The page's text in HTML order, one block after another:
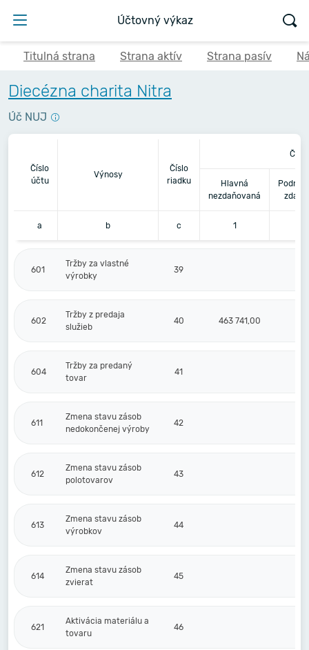
Účtovný výkaz
Titulná strana Strana aktív Strana pasív
Diecézna charita Nitra
Úč NUJ
Číslo
účtu
Výnosy
Číslo
riadku
Hlavná
nezdaňovaná
a b c 1
601
Tržby za vlastné
výrobky
39
602
Tržby z predaja
služieb
40 463 741,00
604
Tržby za predaný
tovar
41
611
Zmena stavu zásob
nedokončenej výroby
42
612
Zmena stavu zásob
polotovarov
43
613
Zmena stavu zásob
výrobkov
44
614
Zmena stavu zásob
zvierat
45
621
Aktivácia materiálu a
tovaru
46